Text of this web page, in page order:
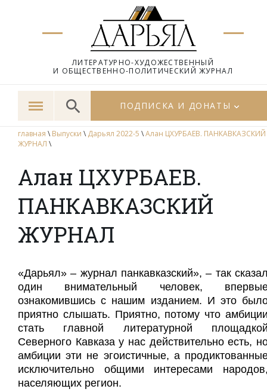
ЛИТЕРАТУРНО-ХУДОЖЕСТВЕННЫЙ
И ОБЩЕСТВЕННО-ПОЛИТИЧЕСКИЙ ЖУРНАЛ
ПОДПИСКА И ДОНАТЫ
главная \ Выпуски \ Дарьял 2022-5 \Алан ЦХУРБАЕВ. ПАНКАВКАЗСКИЙ
ЖУРНАЛ \
Алан ЦХУРБАЕВ.
ПАНКАВКАЗСКИЙ
ЖУРНАЛ
«Дарьял» – журнал панкавказский», – так
один внимательный человек,
ознакомившись с нашим изданием. И это
приятно слышать. Приятно, потому что
стать главной литературной
Северного Кавказа у нас действительно есть,
амбиции эти не эгоистичные, а
исключительно общими интересами
населяющих регион.